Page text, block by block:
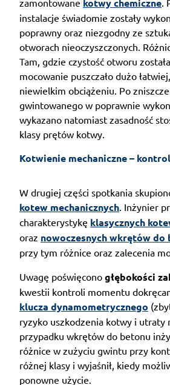
kotwy chemiczne
instalacje świadomie zostały
poprawny oraz niezgodny ze
otworach nieoczyszczonych.
Tam, gdzie czystość otworu
mocowanie puszczało dużo
niewielkim obciążeniu. Po
gwintowanego w poprawnie
wykazano natomiast zasadność
klasy prętów kotwy.
Kotwienie mechaniczne –
W drugiej części spotkania
kotew mechanicznych . Inżynier
charakterystykę klasycznych
oraz nowoczesnych wkrętów do
przy tym różnice oraz zalecenia
Uwagę poświęcono głębokości
kwestii kontroli momentu
klucza dynamometrycznego
ryzyko uszkodzenia kotwy i utraty
przypadku wkrętów do betonu
różnice w zużyciu gwintu przy
różnej klasy i wyjaśnił, kiedy
ponowne użycie.